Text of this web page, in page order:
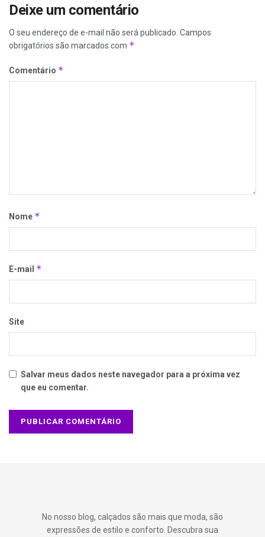
Deixe um comentário
O seu endereço de e-mail não será publicado. Campos
obrigatórios são marcados com *
Comentário *
Nome *
E-mail *
Site
Salvar meus dados neste navegador para a próxima vez
que eu comentar.
No nosso blog, calçados são mais que moda, são
expressões de estilo e conforto. Descubra sua